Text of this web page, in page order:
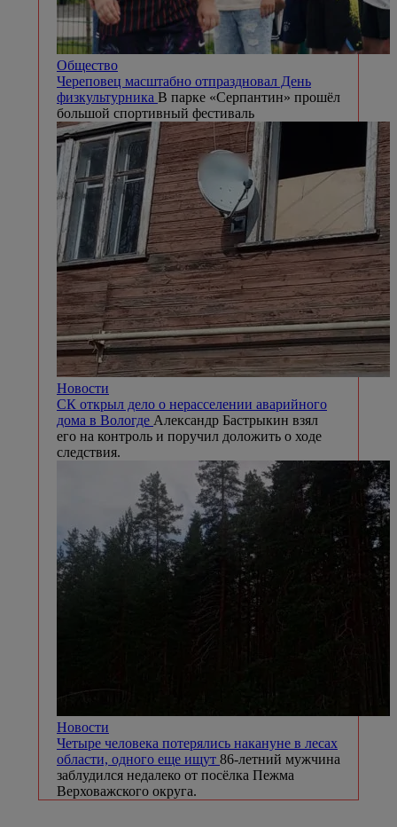
Общество
Череповец масштабно отпраздновал День
физкультурника В парке «Серпантин» прошёл
большой спортивный фестиваль
Новости
СК открыл дело о нерасселении аварийного
дома в Вологде Александр Бастрыкин взял
его на контроль и поручил доложить о ходе
следствия.
Новости
Четыре человека потерялись накануне в лесах
области, одного еще ищут 86-летний мужчина
заблудился недалеко от посёлка Пежма
Верховажского округа.